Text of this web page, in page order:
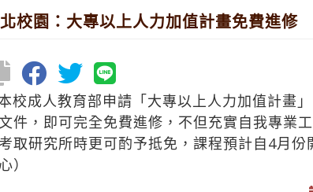
校園：大專以上人力加值計畫免費進修
校成人教育部申請「大專以上人力加值計畫
件，即可完全免費進修，不但充實自我專業
取研究所時更可酌予抵免，課程預計自4月
）